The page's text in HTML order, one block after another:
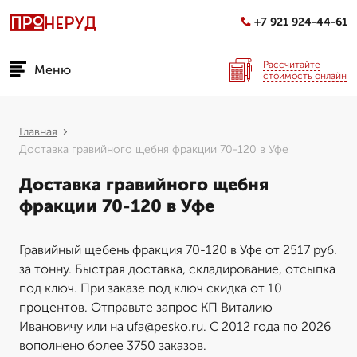
+7 921 924-44-61
Меню
Рассчитайте
стоимость онлайн
Главная
Доставка гравийного щебня фракции 70-120 в Уфе
Доставка гравийного щебня
фракции 70-120 в Уфе
Гравийный щебень фракция 70-120 в Уфе от 2517 руб.
за тонну. Быстрая доставка, складирование, отсыпка
под ключ. При заказе под ключ скидка от 10
процентов. Отправьте запрос КП Виталию
Ивановичу или на ufa@pesko.ru. С 2012 года по 2026
вополнено более 3750 заказов.